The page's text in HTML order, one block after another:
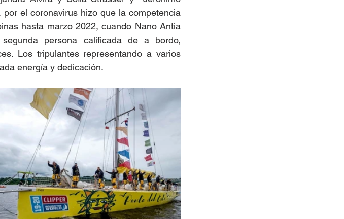
el coronavirus hizo que la competencia
hasta marzo 2022, cuando Nano Antia
persona calificada de a bordo,
Los tripulantes representando a varios
energía y dedicación.